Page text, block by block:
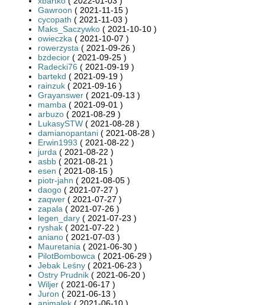
Gawroon ( 2021-11-15 )
cycopath ( 2021-11-03 )
Maks_Saczywko ( 2021-10-10 )
owieczka ( 2021-10-07 )
rowerzysta ( 2021-09-26 )
bzdecior ( 2021-09-25 )
Radecki76 ( 2021-09-19 )
bartekd ( 2021-09-19 )
rainzuk ( 2021-09-16 )
Grayanswer ( 2021-09-13 )
mamba ( 2021-09-01 )
arbuzo ( 2021-08-29 )
LukasySTW ( 2021-08-28 )
damianopantani ( 2021-08-28 )
Erwin1993 ( 2021-08-22 )
jurda ( 2021-08-22 )
asbb ( 2021-08-21 )
esen ( 2021-08-15 )
piotr-jahn ( 2021-08-05 )
daogo ( 2021-07-27 )
zaqwer ( 2021-07-27 )
zapala ( 2021-07-26 )
legen_dary ( 2021-07-23 )
ryshak ( 2021-07-22 )
aniano ( 2021-07-03 )
Mauretania ( 2021-06-30 )
PilotBombowca ( 2021-06-29 )
Jebak Leśny ( 2021-06-23 )
Ostry Prudnik ( 2021-06-20 )
Wiljer ( 2021-06-17 )
Juron ( 2021-06-13 )
animalek ( 2021-06-10 )